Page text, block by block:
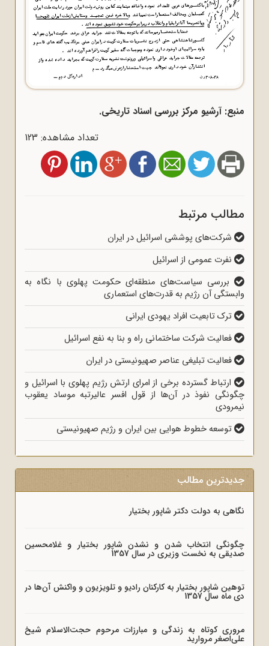
منبع: آرشیو مرکز بررسی اسناد تاریخی.
تعداد مشاهده: 123
مطالب مرتبط
شرکت‌های پوششی اسرائیل در ایران
نفرت عمومی از اسرائیل
بررسی سیاست‌های منطقه‌ای حکومت پهلوی با نگاه به
وابستگی آن رژیم به قدرت‌های استعماری
ترک تابعیت افراد یهودی ایرانی
فعالیت شرکت ساختمانی راه و بنا به نفع اسرائیل
فعالیت تبلیغی عناصر صهیونیستی در ایران
ارتباط گسترده برخی از امرای ارتش رژیم پهلوی با اسرائیل و
چگونگی نفوذ در آن‌ها از قول افسر عالیرتبه موساد یعقوب
نیمرودی
توسعه خطوط هوایی بین ایران و رژیم صهیونیستی
جدیدترین مطالب
نگاهی به دولت دکتر شاپور بختیار
چگونگی انتخاب شدن و نشدن شاپور بختیار و غلامحسین
صدیقی به نخست وزیری در سال 1357
توهین شاپور بختیار به کارکنان رادیو و تلویزیون و واکنش آن‌ها در
دی ماه سال 1357
مروری کوتاه به زندگی و مبارزات مرحوم حجت‌الاسلام شیخ
علی‌اصغر مروارید